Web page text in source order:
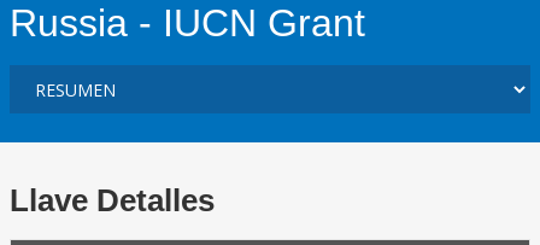
Russia - IUCN Grant
Llave Detalles